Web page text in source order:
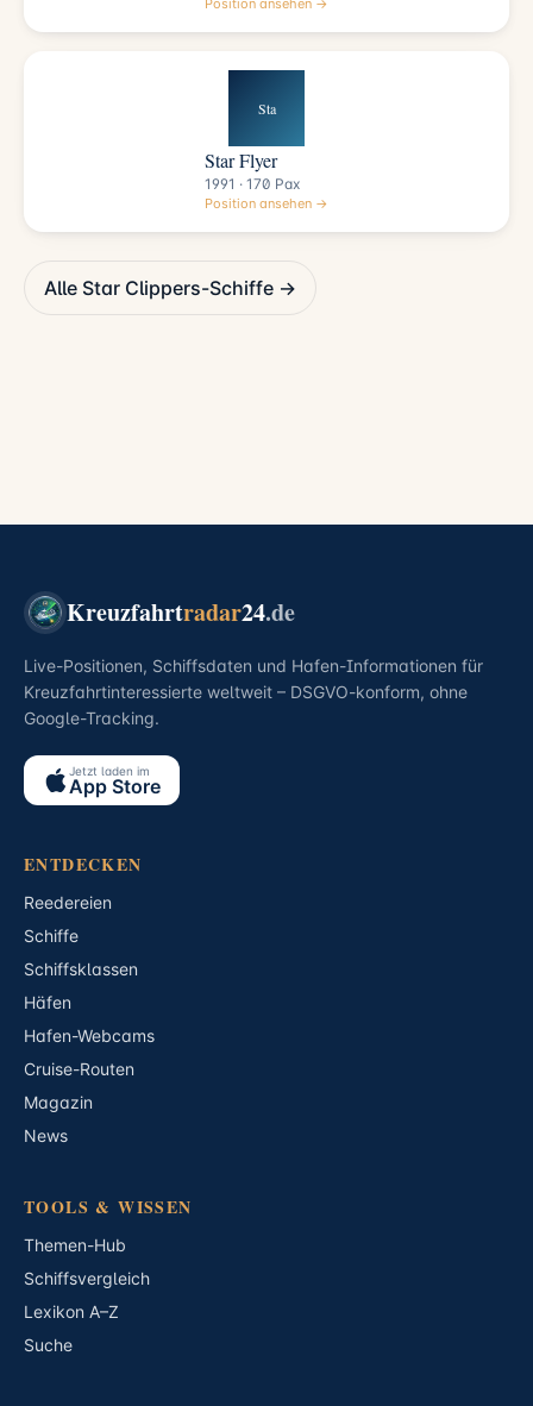
Position ansehen →
Sta
Star Flyer
1991 · 170 Pax
Position ansehen →
Alle Star Clippers-Schiffe →
Kreuzfahrtradar24.de
Live-Positionen, Schiffsdaten und Hafen-Informationen für
Kreuzfahrtinteressierte weltweit – DSGVO-konform, ohne
Google-Tracking.
Jetzt laden im
App Store
ENTDECKEN
Reedereien
Schiffe
Schiffsklassen
Häfen
Hafen-Webcams
Cruise-Routen
Magazin
News
TOOLS & WISSEN
Themen-Hub
Schiffsvergleich
Lexikon A–Z
Suche